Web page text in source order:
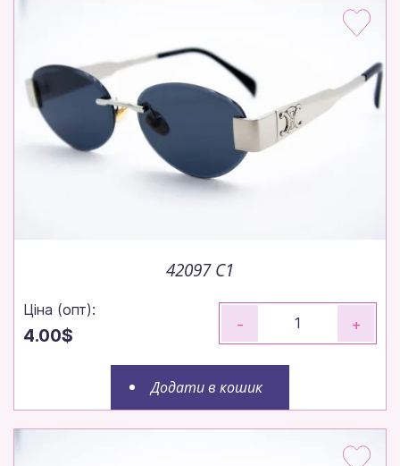
42097 C1
Ціна (опт):
4.00$
- +
Додати в кошик